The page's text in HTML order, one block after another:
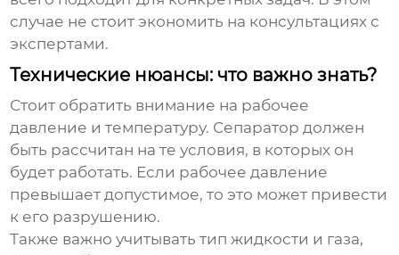
случае не стоит экономить на консультациях с
экспертами.
Технические нюансы: что важно знать?
Стоит обратить внимание на рабочее
давление и температуру. Сепаратор должен
быть рассчитан на те условия, в которых он
будет работать. Если рабочее давление
превышает допустимое, то это может привести
к его разрушению.
Также важно учитывать тип жидкости и газа,